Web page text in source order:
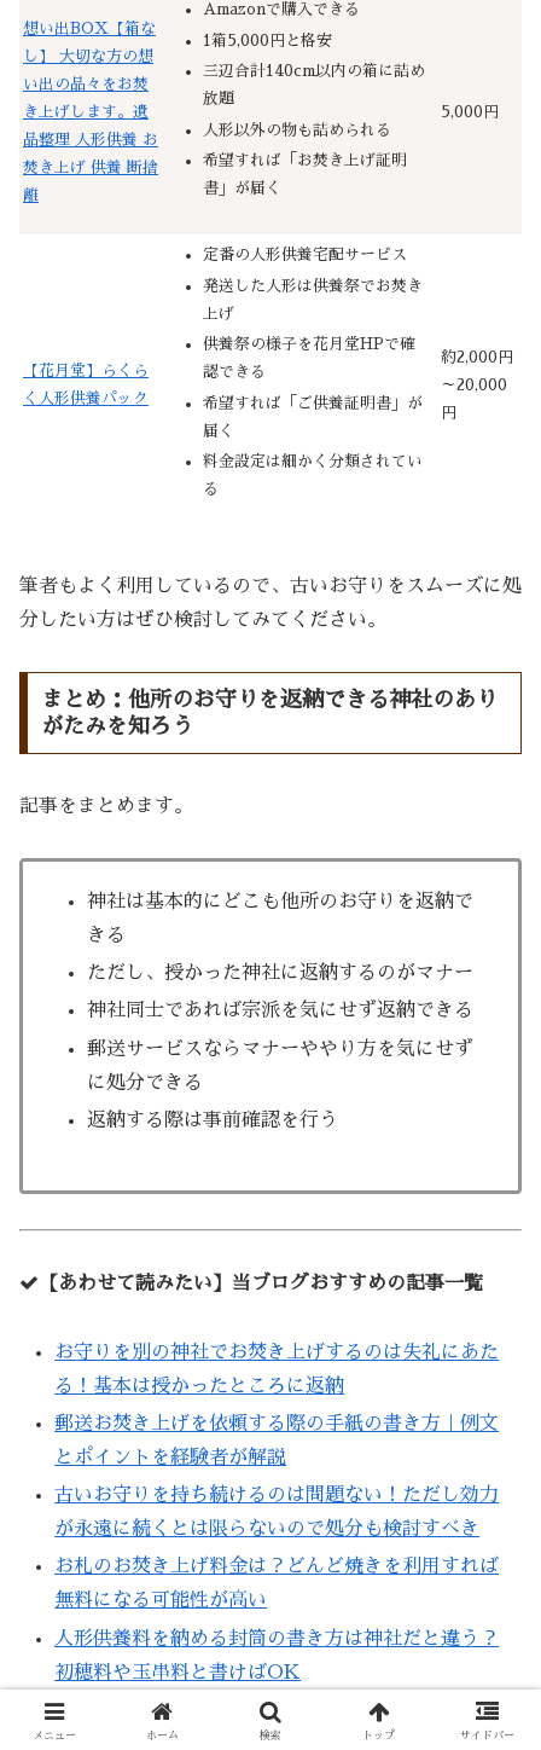
想い出BOX【箱な
し】 大切な方の想
い出の品々をお焚
き上げします。遺
品整理 人形供養 お
焚き上げ 供養 断捨
離
Amazonで購入できる
1箱5,000円と格安
三辺合計140cm以内の箱に詰め
放題
人形以外の物も詰められる
希望すれば「お焚き上げ証明
書」が届く
5,000円
【花月堂】らくら
く人形供養パック
定番の人形供養宅配サービス
発送した人形は供養祭でお焚き
上げ
供養祭の様子を花月堂HPで確
認できる
希望すれば「ご供養証明書」が
届く
料金設定は細かく分類されてい
る
約2,000円
～20,000
円
筆者もよく利用しているので、古いお守りをスムーズに処
分したい方はぜひ検討してみてください。
まとめ：他所のお守りを返納できる神社のあり
がたみを知ろう
記事をまとめます。
神社は基本的にどこも他所のお守りを返納で
きる
ただし、授かった神社に返納するのがマナー
神社同士であれば宗派を気にせず返納できる
郵送サービスならマナーややり方を気にせず
に処分できる
返納する際は事前確認を行う
【あわせて読みたい】当ブログおすすめの記事一覧
お守りを別の神社でお焚き上げするのは失礼にあた
る！基本は授かったところに返納
郵送お焚き上げを依頼する際の手紙の書き方｜例文
とポイントを経験者が解説
古いお守りを持ち続けるのは問題ない！ただし効力
が永遠に続くとは限らないので処分も検討すべき
お札のお焚き上げ料金は？どんど焼きを利用すれば
無料になる可能性が高い
人形供養料を納める封筒の書き方は神社だと違う？
初穂料や玉串料と書けばOK
メニュー ホーム 検索 トップ サイドバー